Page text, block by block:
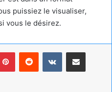
puissiez le visualiser,
vous le désirez.
PinterestReddit VKontaktePartager par email